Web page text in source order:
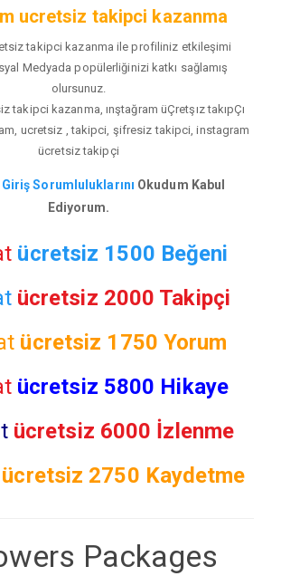
ucretsiz takipci kazanma
takipci kazanma ile profiliniz etkileşimi
Medyada popülerliğinizi katkı sağlamış
olursunuz.
takipci kazanma, ınştağram üÇretşız takıpÇı
ucretsiz , takipci, şifresiz takipci, instagram
ücretsiz takipçi
Sorumluluklarını Okudum Kabul
Ediyorum.
ücretsiz 1500 Beğeni
ücretsiz 2000 Takipçi
ücretsiz 1750 Yorum
ücretsiz 5800 Hikaye
ücretsiz 6000 İzlenme
ücretsiz 2750 Kaydetme
Packages